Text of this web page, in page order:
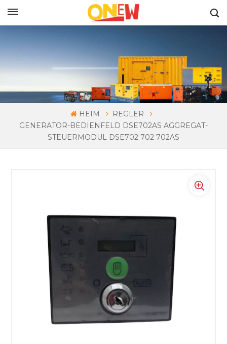
HEIM
REGLER
GENERATOR-BEDIENFELD DSE702AS AGGREGAT-
STEUERMODUL DSE702 702 702AS